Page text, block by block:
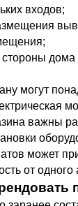
входов;
могут
важны
может
от одного